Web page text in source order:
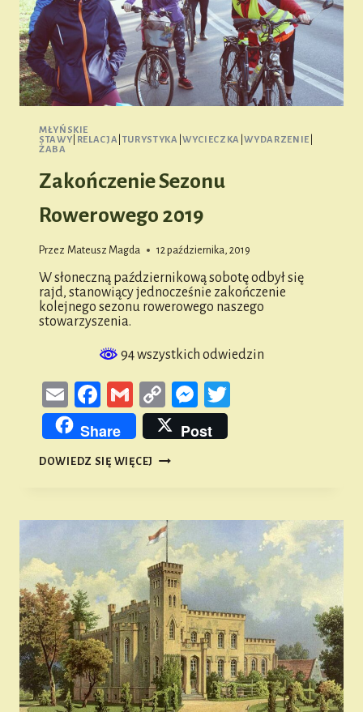
MŁYŃSKIE
STAWY RELACJA TURYSTYKA |WYCIECZKA |WYDARZENIE
ŻABA
Zakończenie Sezonu
Rowerowego 2019
Przez Mateusz Magda 12 października, 2019
W słoneczną październikową sobotę odbył się
rajd, stanowiący jednocześnie zakończenie
kolejnego sezonu rowerowego naszego
stowarzyszenia.
94 wszystkich odwiedzin
EmailFacebook
GmailCopy
Link
Messenger
Share Post
DOWIEDZ SIĘ WIĘCEJ ZAKOŃCZENIE